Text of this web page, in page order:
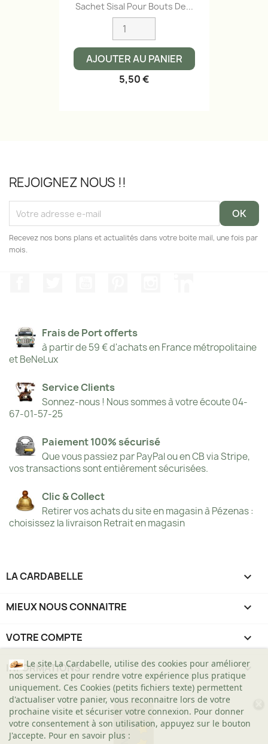
Sachet Sisal Pour Bouts De...
AJOUTER AU PANIER
5,50 €
REJOIGNEZ NOUS !!
Recevez nos bons plans et actualités dans votre boite mail, une fois par
mois.
Frais de Port offerts
à partir de 59 € d'achats en France métropolitaine
et BeNeLux
Service Clients
Sonnez-nous ! Nous sommes à votre écoute 04-
67-01-57-25
Paiement 100% sécurisé
Que vous passiez par PayPal ou en CB via Stripe,
vos transactions sont entièrement sécurisées.
Clic & Collect
Retirer vos achats du site en magasin à Pézenas :
choisissez la livraison Retrait en magasin
Le site La Cardabelle, utilise des cookies pour améliorer
nos services et pour rendre votre expérience plus pratique
uniquement. Ces Cookies (petits fichiers texte) permettent
d'actualiser votre panier, vous reconnaitre lors de votre
prochaine visite et sécuriser votre connexion. Pour donner
votre consentement à son utilisation, appuyez sur le bouton
J'accepte. Pour en savoir plus :
LA CARDABELLE 
MIEUX NOUS CONNAITRE 
VOTRE COMPTE 
INFORMATIONS keyboard_arrow_down